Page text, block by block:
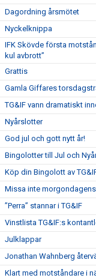
Dagordning årsmötet
Nyckelknippa
IFK Skövde första
kul avbrott”
Grattis
Gamla Giffares
TG&IF vann dramatiskt
Nyårslotter
God jul och gott nytt år!
Bingolotter till Jul och
Köp din Bingolott av
Missa inte
”Perra” stannar i TG&IF
Vinstlista TG&IF:s
Julklappar
Jonathan Wahnberg
Klart med motståndare i